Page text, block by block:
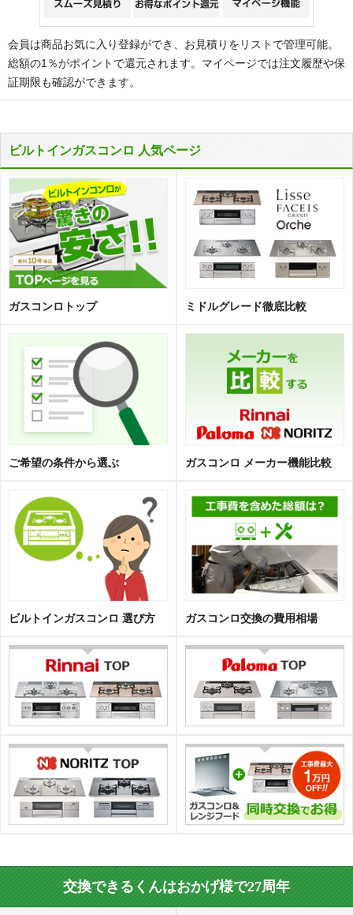
会員は商品お気に入り登録ができ、お見積りをリストで管理可能。
総額の1％がポイントで還元されます。マイページでは注文履歴や保
証期限も確認ができます。
ビルトインガスコンロ 人気ページ
ガスコンロトップ ミドルグレード徹底比較
ご希望の条件から選ぶ ガスコンロ メーカー機能比較
ビルトインガスコンロ 選び方 ガスコンロ交換の費用相場
交換できるくんはおかげ様で27周年